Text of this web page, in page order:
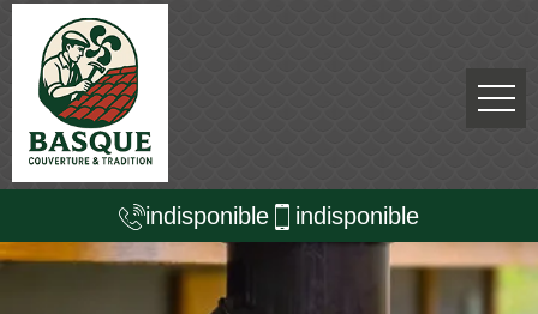
indisponible indisponible